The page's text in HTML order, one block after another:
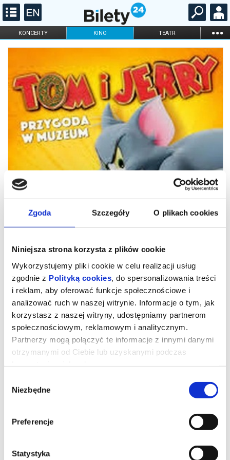
Zgoda Szczegóły O plikach cookies
Niniejsza strona korzysta z plików cookie
Wykorzystujemy pliki cookie w celu realizacji usług
zgodnie z Polityką cookies , do spersonalizowania treści
i reklam, aby oferować funkcje społecznościowe i
analizować ruch w naszej witrynie. Informacje o tym, jak
korzystasz z naszej witryny, udostępniamy partnerom
społecznościowym, reklamowym i analitycznym.
Partnerzy mogą połączyć te informacje z innymi danymi
otrzymanymi od Ciebie lub uzyskanymi podczas
zgody
Niezbędne
Preferencje
Statystyka
KONCERTY KINO TEATR ...
FILHARMONIA OPERA I BALET
KARNETY
Tom i Jerry: Przygoda w muzeum
Podczas pościgu w nowojorskim Metropolitan Museum Tom i
Jerry przypadkowo uruchamiają mityczny Astralny Kompas, który
przenosi ich do olśniewającego Złotego Miasta rodem ze
wpada w sidła niebezpiecznego szczurzego bossa. Gdy losy
miasta zawisną na włosku, odwieczni wrogowie będą musieli